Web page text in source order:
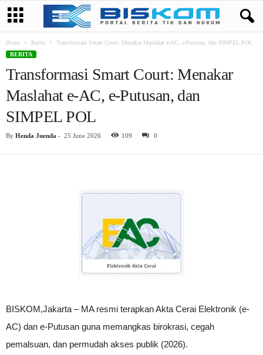
Home Berita
Transformasi Smart Court: Menakar Maslahat e-AC, e-Putusan, dan SIMPEL POL
BERITA
Transformasi Smart Court: Menakar
Maslahat e-AC, e-Putusan, dan
SIMPEL POL
By Henda Juenda - 25 June 2026 109 0
BISKOM,Jakarta – MA resmi terapkan Akta Cerai Elektronik (e-
AC) dan e-Putusan guna memangkas birokrasi, cegah
pemalsuan, dan permudah akses publik (2026).